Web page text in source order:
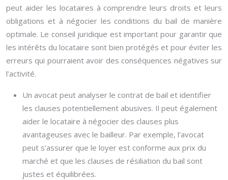
peut aider les locataires à comprendre leurs droits et leurs
obligations et à négocier les conditions du bail de manière
optimale. Le conseil juridique est important pour garantir que
les intérêts du locataire sont bien protégés et pour éviter les
erreurs qui pourraient avoir des conséquences négatives sur
l’activité.
Un avocat peut analyser le contrat de bail et identifier
les clauses potentiellement abusives. Il peut également
aider le locataire à négocier des clauses plus
avantageuses avec le bailleur. Par exemple, l’avocat
peut s’assurer que le loyer est conforme aux prix du
marché et que les clauses de résiliation du bail sont
justes et équilibrées.